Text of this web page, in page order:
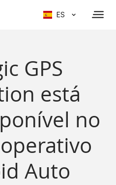
ES
GPS
está
no
Auto